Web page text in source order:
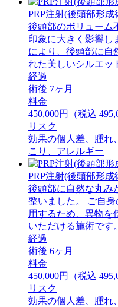
PRP注射(後頭部形成
後頭部のボリューム
印象に大きく影響し
により、後頭部に自
れた美しいシルエ
経過
術後 7ヶ月
料金
450,000円（税込
リスク
効果の個人差、腫れ
こり、アレルギー
PRP注射(後頭部形成
後頭部に自然な丸み
整いました。 ご自
用するため、異物を
いただける施術で
経過
術後 6ヶ月
料金
450,000円（税込
リスク
効果の個人差、腫れ